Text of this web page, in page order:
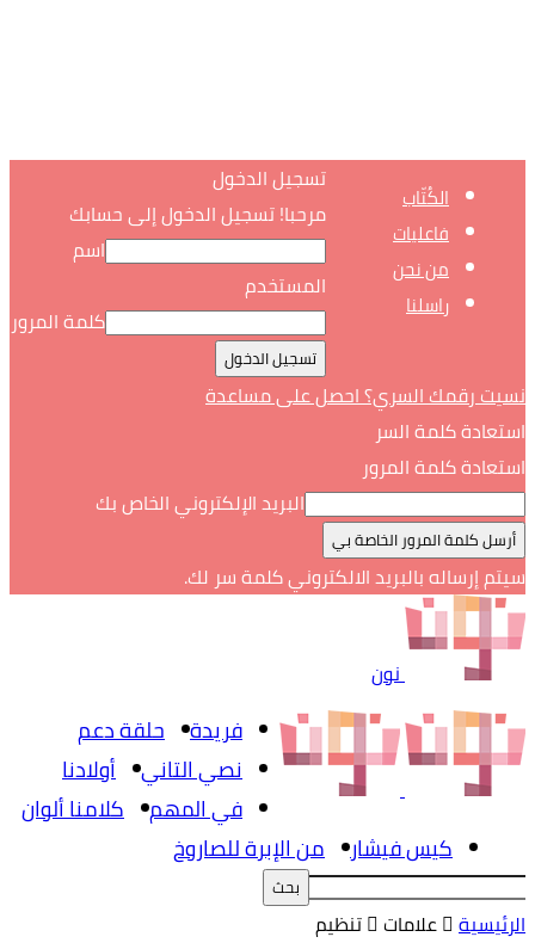
الكُتّاب
فاعليات
من نحن
راسلنا
تسجيل الدخول
مرحبا! تسجيل الدخول إلى حسابك
اسم
المستخدم
كلمة المرور
نسيت رقمك السري؟ احصل على مساعدة
استعادة كلمة السر
استعادة كلمة المرور
البريد الإلكتروني الخاص بك
سيتم إرساله بالبريد الالكتروني كلمة سر لك.
نون
فريدة
حلقة دعم
نصي التاني
أولادنا
في المهم
كلامنا ألوان
كيس فيشار
من الإبرة للصاروخ
الرئيسية علامات تنظيم